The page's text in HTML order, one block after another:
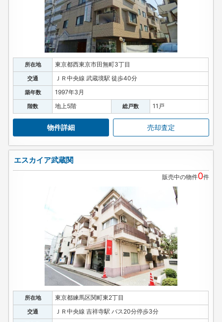
所在地 東京都西東京市田無町3丁目
交通 ＪＲ中央線 武蔵境駅 徒歩40分
築年数 1997年3月
階数 地上5階 総戸数 11戸
物件詳細 売却査定
エスカイア武蔵関
販売中の物件0件
所在地 東京都練馬区関町東2丁目
交通 ＪＲ中央線 吉祥寺駅 バス20分停歩3分